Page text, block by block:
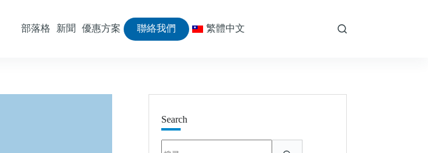
部落格 新聞 優惠方案 聯絡我們 繁體中文
Search